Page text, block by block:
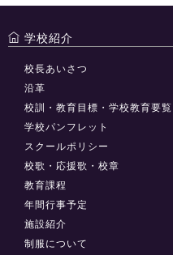
学校紹介
校長あいさつ
沿革
校訓・教育目標・学校教育要覧
学校パンフレット
スクールポリシー
校歌・応援歌・校章
教育課程
年間行事予定
施設紹介
制服について